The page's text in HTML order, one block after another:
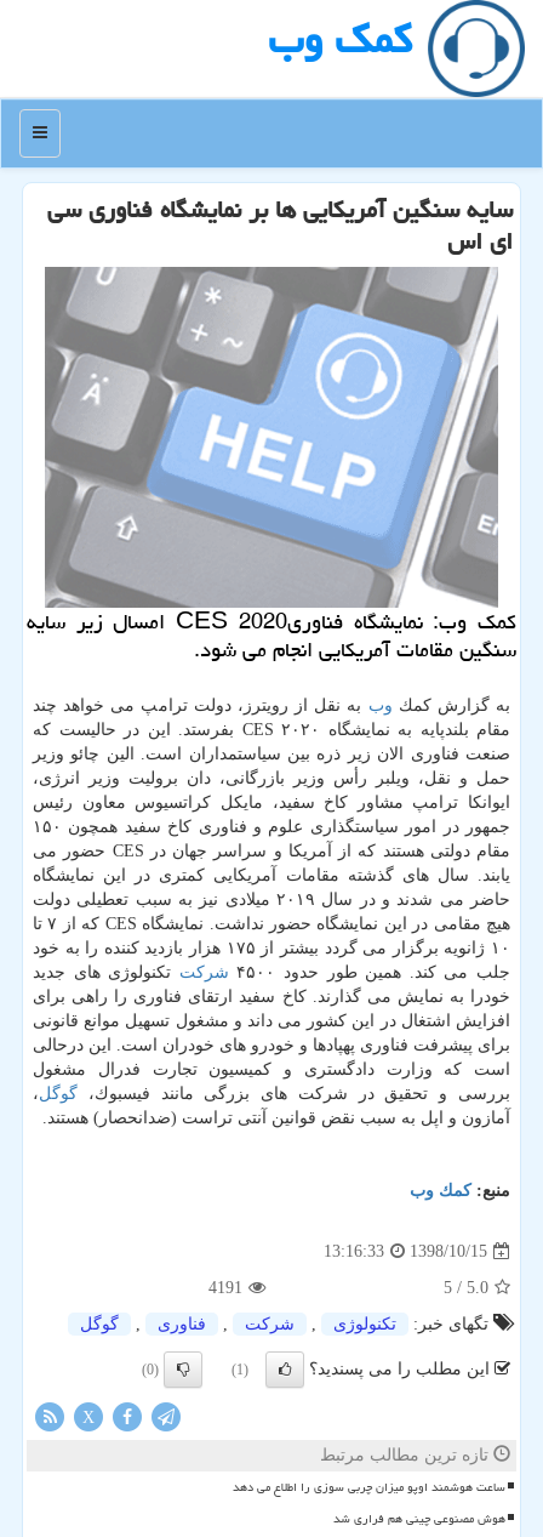
كمك وب
منو
سایه سنگین آمریكایی ها بر نمایشگاه فناوری سی
ای اس
كمك وب: نمایشگاه فناوریCES 2020 امسال زیر سایه
سنگین مقامات آمریكایی انجام می شود.
به گزارش كمك وب به نقل از رویترز، دولت ترامپ می خواهد چند
مقام بلندپایه به نمایشگاه CES ۲۰۲۰ بفرستد. این در حالیست كه
صنعت فناوری الان زیر ذره بین سیاستمداران است. الین چائو وزیر
حمل و نقل، ویلبر رأس وزیر بازرگانی، دان برولیت وزیر انرژی،
ایوانكا ترامپ مشاور كاخ سفید، مایكل كراتسیوس معاون رئیس
جمهور در امور سیاستگذاری علوم و فناوری كاخ سفید همچون ۱۵۰
مقام دولتی هستند كه از آمریكا و سراسر جهان در CES حضور می
یابند. سال های گذشته مقامات آمریكایی كمتری در این نمایشگاه
حاضر می شدند و در سال ۲۰۱۹ میلادی نیز به سبب تعطیلی دولت
هیچ مقامی در این نمایشگاه حضور نداشت. نمایشگاه CES كه از ۷ تا
۱۰ ژانویه برگزار می گردد بیشتر از ۱۷۵ هزار بازدید كننده را به خود
جلب می كند. همین طور حدود ۴۵۰۰
شركت تكنولوژی های جدید
خودرا به نمایش می گذارند. كاخ سفید ارتقای فناوری را راهی برای
افزایش اشتغال در این كشور می داند و مشغول تسهیل موانع قانونی
برای پیشرفت فناوری پهپادها و خودرو های خودران است. این درحالی
است كه وزارت دادگستری و كمیسیون تجارت فدرال مشغول
بررسی و تحقیق در شركت های بزرگی مانند فیسبوك، گوگل،
آمازون و اپل به سبب نقض قوانین آنتی تراست (ضدانحصار) هستند.
منبع:كمك وب
1398/10/15
13:16:33
5.0
/ 5
4191
تگهای خبر:
تكنولوژی , شركت , فناوری , گوگل
این مطلب را می پسندید؟ (1)
(0)
X
تازه ترین مطالب مرتبط
ساعت هوشمند اوپو میزان چربی سوزی را اطلاع می دهد
هوش مصنوعی چینی هم فراری شد